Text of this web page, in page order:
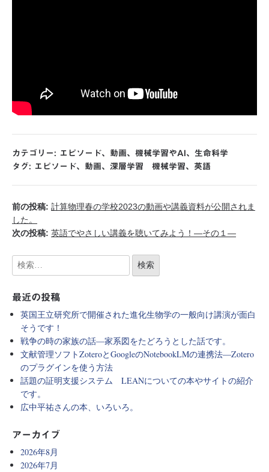
カテゴリー: エピソード、 動画、 機械学習やAI 、 生命科学
タグ: エピソード、 動画、 深層学習 機械学習、 英語
前の投稿: 計算物理春の学校2023の動画や講義資料が公開されま
した。
次の投稿: 英語でやさしい講義を聴いてみよう！―その１―
最近の投稿
英国王立研究所で開催された進化生物学の一般向け講演が面白
そうです！
戦争の時の家族の話―家系図をたどろうとした話です。
文献管理ソフトZoteroとGoogleのNotebookLMの連携法―Zotero
のプラグインを使う方法
話題の証明支援システム LEANについての本やサイトの紹介
です。
広中平祐さんの本、いろいろ。
アーカイブ
2026年8月
2026年7月